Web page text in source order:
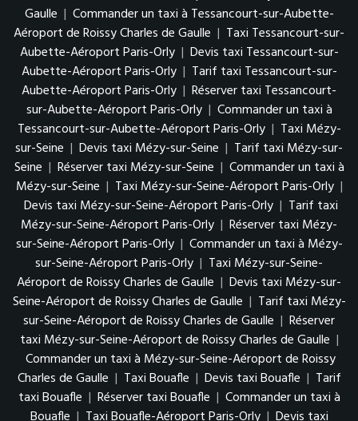
Gaulle | Commander un taxi à Tessancourt-sur-Aubette-
Aéroport de Roissy Charles de Gaulle | Taxi Tessancourt-sur-
Aubette-Aéroport Paris-Orly | Devis taxi Tessancourt-sur-
Aubette-Aéroport Paris-Orly | Tarif taxi Tessancourt-sur-
Aubette-Aéroport Paris-Orly | Réserver taxi Tessancourt-
sur-Aubette-Aéroport Paris-Orly | Commander un taxi à
Tessancourt-sur-Aubette-Aéroport Paris-Orly | Taxi Mézy-
sur-Seine | Devis taxi Mézy-sur-Seine | Tarif taxi Mézy-sur-
Seine | Réserver taxi Mézy-sur-Seine | Commander un taxi à
Mézy-sur-Seine | Taxi Mézy-sur-Seine-Aéroport Paris-Orly |
Devis taxi Mézy-sur-Seine-Aéroport Paris-Orly | Tarif taxi
Mézy-sur-Seine-Aéroport Paris-Orly | Réserver taxi Mézy-
sur-Seine-Aéroport Paris-Orly | Commander un taxi à Mézy-
sur-Seine-Aéroport Paris-Orly | Taxi Mézy-sur-Seine-
Aéroport de Roissy Charles de Gaulle | Devis taxi Mézy-sur-
Seine-Aéroport de Roissy Charles de Gaulle | Tarif taxi Mézy-
sur-Seine-Aéroport de Roissy Charles de Gaulle | Réserver
taxi Mézy-sur-Seine-Aéroport de Roissy Charles de Gaulle |
Commander un taxi à Mézy-sur-Seine-Aéroport de Roissy
Charles de Gaulle | Taxi Bouafle | Devis taxi Bouafle | Tarif
taxi Bouafle | Réserver taxi Bouafle | Commander un taxi à